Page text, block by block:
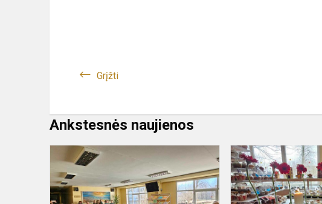
Grįžti
Ankstesnės naujienos
Žemės
dienos
minėjimas
2025